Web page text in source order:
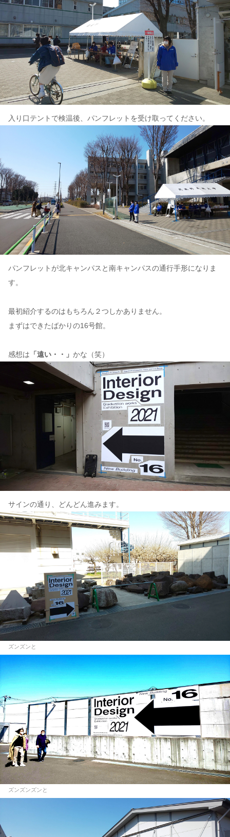
入り口テントで検温後、パンフレットを受け取ってください。
パンフレットが北キャンパスと南キャンパスの通行手形になりま
す。
最初紹介するのはもちろん２つしかありません。
まずはできたばかりの16号館。
感想は 「遠い・・」 かな（笑）
サインの通り、どんどん進みます。
ズンズンと
ズンズンズンと